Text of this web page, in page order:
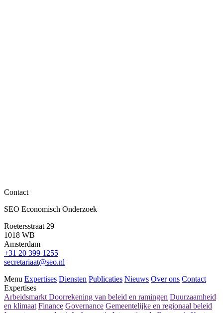
arbeidsmarktsucces?
Lees meer
Contact
SEO Economisch Onderzoek
Roetersstraat 29
1018 WB
Amsterdam
+31 20 399 1255
secretariaat@seo.nl
Menu Expertises Diensten Publicaties Nieuws Over ons Contact
Expertises
Arbeidsmarkt Doorrekening van beleid en ramingen Duurzaamheid
en klimaat Finance Governance Gemeentelijke en regionaal beleid